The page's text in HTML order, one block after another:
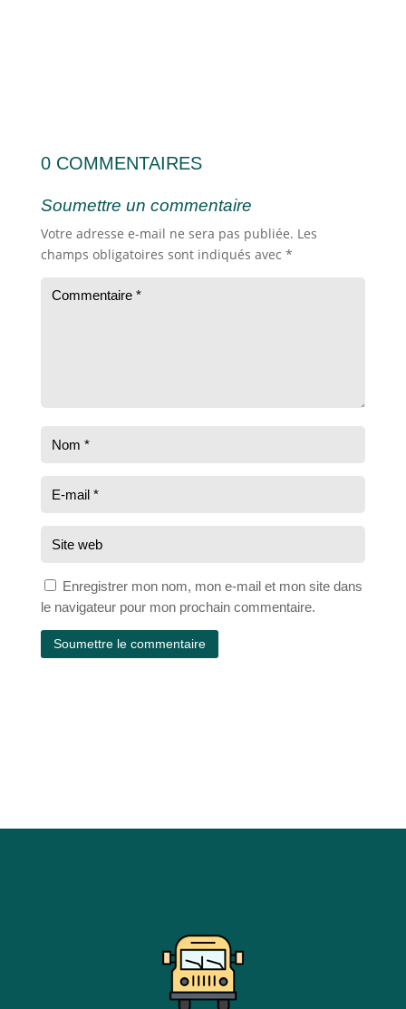
0 COMMENTAIRES
Soumettre un commentaire
Votre adresse e-mail ne sera pas publiée. Les
champs obligatoires sont indiqués avec *
Enregistrer mon nom, mon e-mail et mon site dans
le navigateur pour mon prochain commentaire.
Soumettre le commentaire